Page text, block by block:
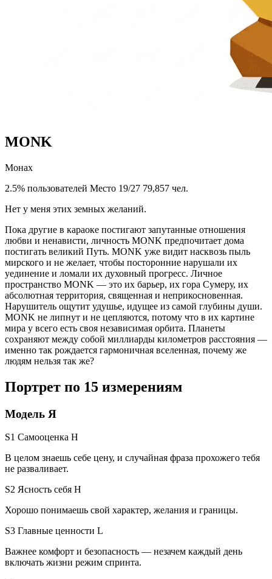
MONK
Монах
2.5% пользователей Место 19/27 79,857 чел.
Нет у меня этих земных желаний.
Пока другие в караоке постигают запутанные отношения
любви и ненависти, личность MONK предпочитает дома
постигать великий Путь. MONK уже видит насквозь пыль
мирского и не желает, чтобы посторонние нарушали их
уединение и ломали их духовный прогресс. Личное
пространство MONK — это их барьер, их гора Сумеру, их
абсолютная территория, священная и неприкосновенная.
Нарушитель ощутит удушье, идущее из самой глубины души.
MONK не липнут и не цепляются, потому что в их картине
мира у всего есть своя независимая орбита. Планеты
сохраняют между собой миллиарды километров расстояния —
именно так рождается гармоничная вселенная, почему же
людям нельзя так же?
Портрет по 15 измерениям
Модель Я
S1 Самооценка H
В целом знаешь себе цену, и случайная фраза прохожего тебя
не разваливает.
S2 Ясность себя H
Хорошо понимаешь свой характер, желания и границы.
S3 Главные ценности L
Важнее комфорт и безопасность — незачем каждый день
включать жизни режим спринта.